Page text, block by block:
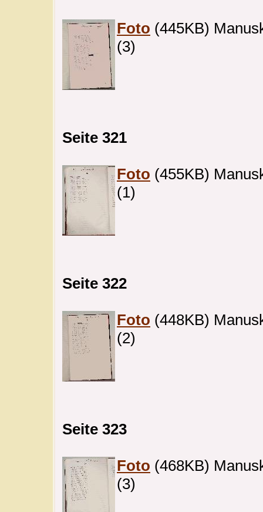
Foto (445KB)
(3)
Seite 321
Foto (455KB)
(1)
Seite 322
Foto (448KB)
(2)
Seite 323
Foto (468KB)
(3)